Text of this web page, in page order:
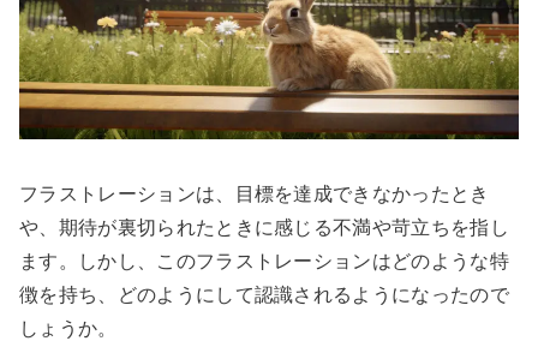
フラストレーションは、目標を達成できなかったとき
や、期待が裏切られたときに感じる不満や苛立ちを指し
ます。しかし、このフラストレーションはどのような特
徴を持ち、どのようにして認識されるようになったので
しょうか。